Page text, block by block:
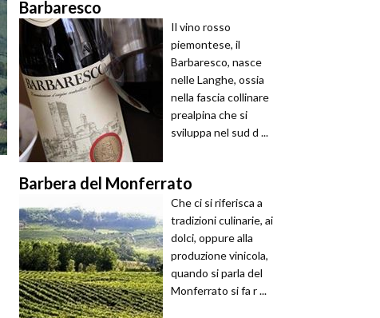
Barbaresco
Il vino rosso
piemontese, il
Barbaresco, nasce
nelle Langhe, ossia
nella fascia collinare
prealpina che si
sviluppa nel sud d ...
Barbera del Monferrato
Che ci si riferisca a
tradizioni culinarie, ai
dolci, oppure alla
produzione vinicola,
quando si parla del
Monferrato si fa r ...